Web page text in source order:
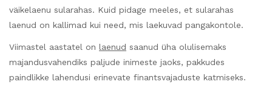
väikelaenu sularahas. Kuid pidage meeles, et sularahas
laenud on kallimad kui need, mis laekuvad pangakontole.
Viimastel aastatel on laenud saanud üha olulisemaks
majandusvahendiks paljude inimeste jaoks, pakkudes
paindlikke lahendusi erinevate finantsvajaduste katmiseks.